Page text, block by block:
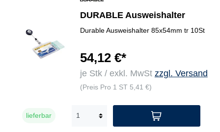
DURABLE Ausweishalter
Durable Ausweishalter 85x54mm tr 10St
54,12 €*
je Stk / exkl. MwSt zzgl. Versand
(Preis Pro 1 ST 5,41 €)
lieferbar